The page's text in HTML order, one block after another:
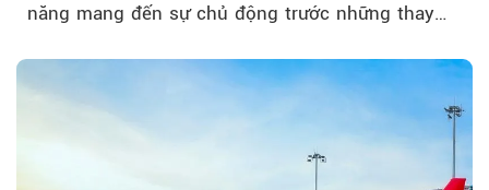
năng mang đến sự chủ động trước những thay